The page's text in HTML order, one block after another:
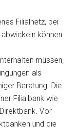
Filialnetz, bei
können.
müssen,
als
Beratung. Die
Filialbank wie
Vor
und die